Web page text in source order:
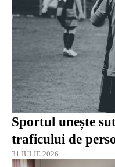
Sportul unește
traficului de
31 IULIE 2026